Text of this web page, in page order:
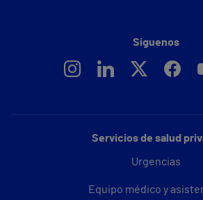
Servicios de salud
Urgencias
Equipo médico y
Síguenos